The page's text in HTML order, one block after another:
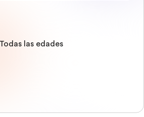
Todas las edades